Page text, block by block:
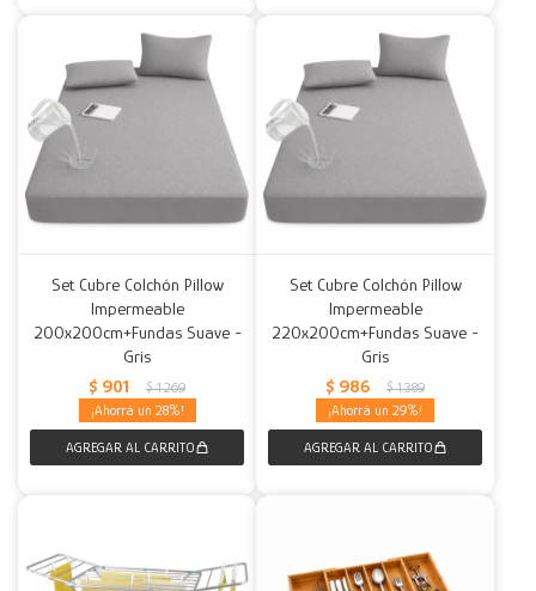
Set Cubre Colchón Pillow
Impermeable
200x200cm+Fundas Suave -
Gris
$ 901 $ 1.269
28
Set Cubre Colchón Pillow
Impermeable
220x200cm+Fundas Suave -
Gris
$ 986 $ 1.389
29